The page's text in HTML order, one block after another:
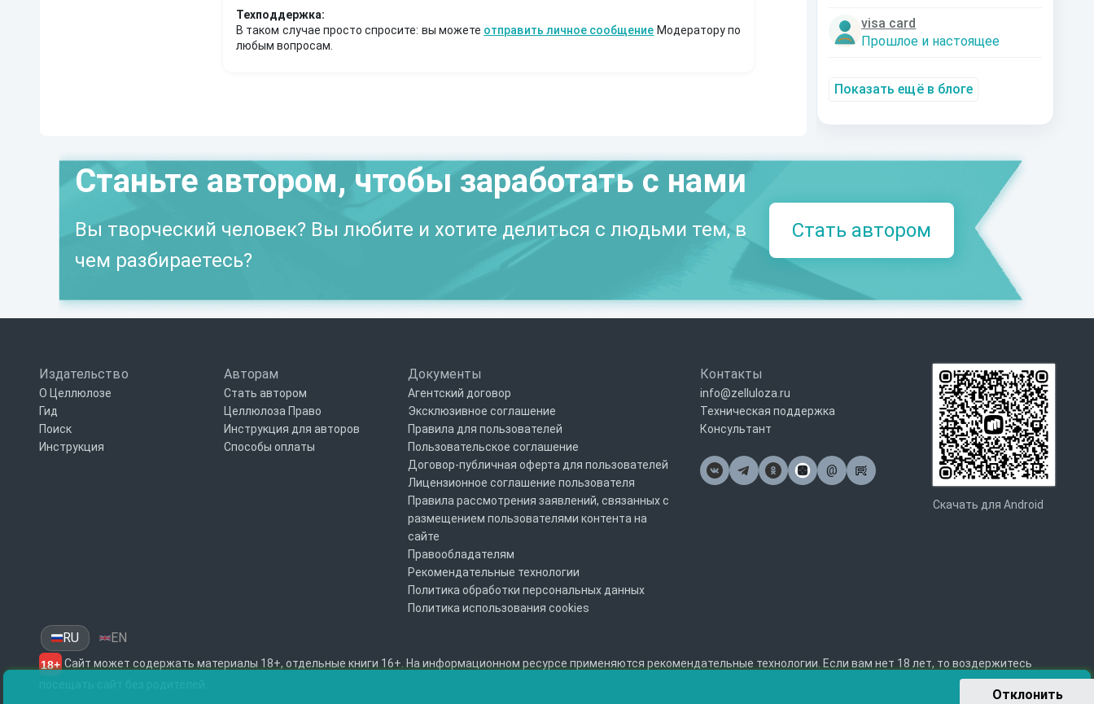
visa card
Прошлое и настоящее
Показать ещё в блоге
Техподдержка:
В таком случае просто спросите: вы можете отправить личное сообщение Модератору по
любым вопросам.
Станьте автором, чтобы заработать с нами
Вы творческий человек? Вы любите и хотите делиться с людьми тем, в
чем разбираетесь?
Стать автором
Издательство
О Целлюлозе
Гид
Поиск
Инструкция
Авторам
Стать автором
Целлюлоза Право
Инструкция для авторов
Способы оплаты
Документы
Агентский договор
Эксклюзивное соглашение
Правила для пользователей
Пользовательское соглашение
Договор-публичная оферта для пользователей
Лицензионное соглашение пользователя
Правила рассмотрения заявлений, связанных с
размещением пользователями контента на
сайте
Правообладателям
Рекомендательные технологии
Политика обработки персональных данных
Политика использования cookies
Контакты
info@zelluloza.ru
Техническая поддержка
Консультант
@Почта
Скачать для Android
RU EN
18+ Сайт может содержать материалы 18+, отдельные книги 16+. На информационном ресурсе применяются рекомендательные технологии. Если вам нет 18 лет, то воздержитесь
Отклонить